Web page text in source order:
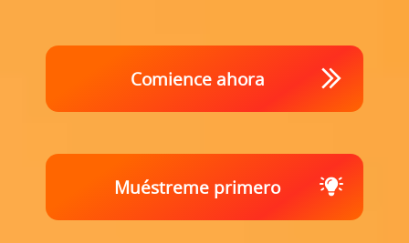
Comience ahora
Muéstreme primero